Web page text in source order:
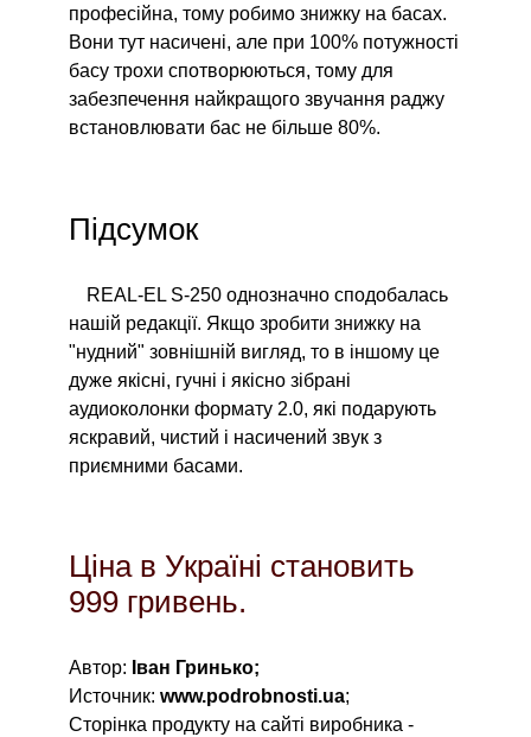
професійна, тому робимо знижку на басах.
Вони тут насичені, але при 100% потужності
басу трохи спотворюються, тому для
забезпечення найкращого звучання раджу
встановлювати бас не більше 80%.
Підсумок
REAL-EL S-250 однозначно сподобалась
нашій редакції. Якщо зробити знижку на
"нудний" зовнішній вигляд, то в іншому це
дуже якісні, гучні і якісно зібрані
аудиоколонки формату 2.0, які подарують
яскравий, чистий і насичений звук з
приємними басами.
Ціна в Україні становить
999 гривень.
Автор: Іван Гринько;
Источник: www.podrobnosti.ua;
Сторінка продукту на сайті виробника -